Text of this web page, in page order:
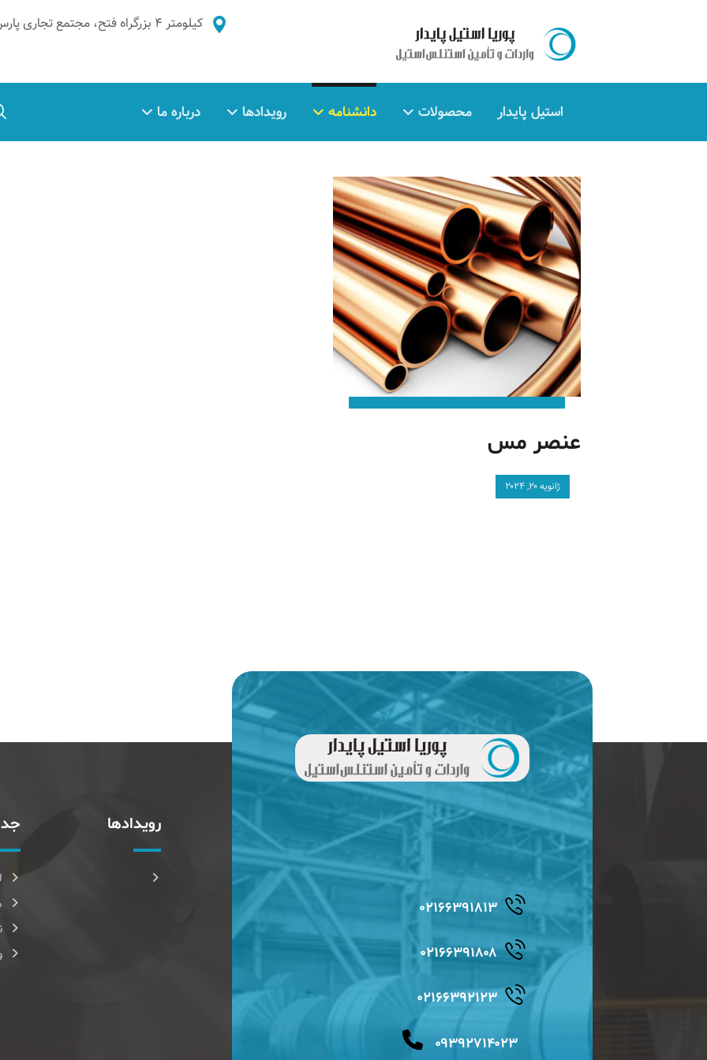
کیلومتر ۴ بزرگراه فتح، مجتمع تجاری پارس غدیر، طبقه ۲، واحد ۵
استیل پایدار محصولات دانشنامه رویدادها درباره ما
عنصر مس
ژانویه ۲۰, ۲۰۲۴
۰۲۱۶۶۳۹۱۸۱۳
۰۲۱۶۶۳۹۱۸۰۸
۰۲۱۶۶۳۹۲۱۲۳
۰۹۳۹۲۷۱۴۰۲۳
رویدادها